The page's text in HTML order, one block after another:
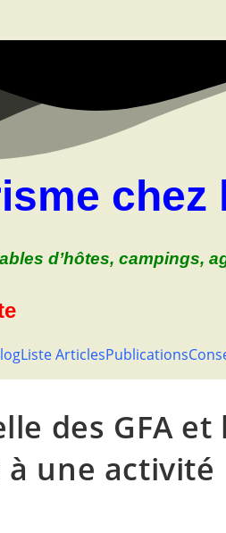
chez
d’hôtes, campings,
Liste ArticlesPublications
des GFA et
une activité